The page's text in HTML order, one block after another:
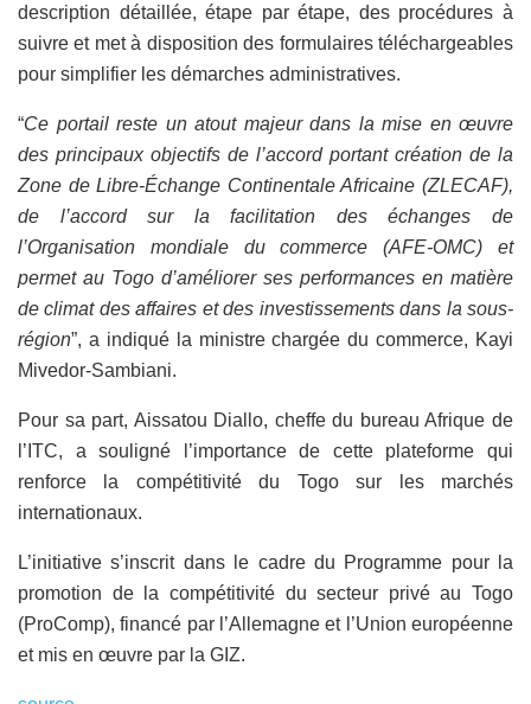
description détaillée, étape par étape, des procédures à
suivre et met à disposition des formulaires téléchargeables
pour simplifier les démarches administratives.
“Ce portail reste un atout majeur dans la mise en œuvre
des principaux objectifs de l’accord portant création de la
Zone de Libre-Échange Continentale Africaine (ZLECAF),
de l’accord sur la facilitation des échanges de
l’Organisation mondiale du commerce (AFE-OMC) et
permet au Togo d’améliorer ses performances en matière
de climat des affaires et des investissements dans la sous-
région”, a indiqué la ministre chargée du commerce, Kayi
Mivedor-Sambiani.
Pour sa part, Aissatou Diallo, cheffe du bureau Afrique de
l’ITC, a souligné l’importance de cette plateforme qui
renforce la compétitivité du Togo sur les marchés
internationaux.
L’initiative s’inscrit dans le cadre du Programme pour la
promotion de la compétitivité du secteur privé au Togo
(ProComp), financé par l’Allemagne et l’Union européenne
et mis en œuvre par la GIZ.